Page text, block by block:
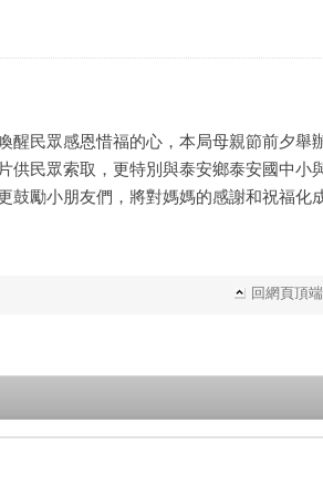
醒民眾感恩惜福的心，本局母親節前夕舉
供民眾索取，更特別與泰安鄉泰安國中小
鼓勵小朋友們，將對媽媽的感謝和祝福化
回網頁頂端